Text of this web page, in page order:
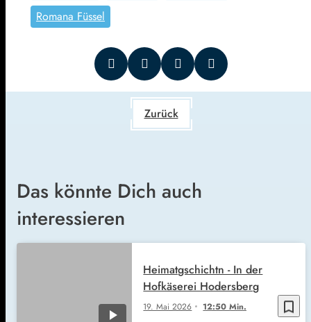
Romana Füssel
Zurück
Das könnte Dich auch
interessieren
bookmark_border
19. Mai 2026 12:50 Min.
Heimatgschichtn - In der
Hofkäserei Hodersberg